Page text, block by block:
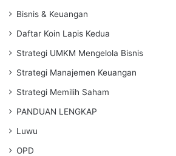
Bisnis & Keuangan
Daftar Koin Lapis Kedua
Strategi UMKM Mengelola Bisnis
Strategi Manajemen Keuangan
Strategi Memilih Saham
PANDUAN LENGKAP
Luwu
OPD